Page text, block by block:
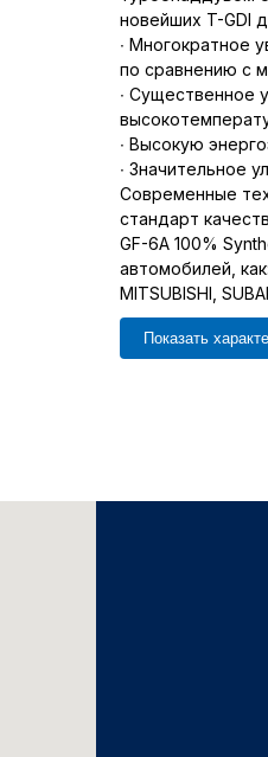
новейших T-GDI
∙ Многократное
по сравнению с
∙ Существенное
∙ Высокую
∙ Значительное
Современные
стандарт
GF-6A 100%
автомобилей,
MITSUBISHI,
Показать